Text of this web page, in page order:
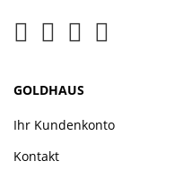
GOLDHAUS
Ihr Kundenkonto
Kontakt